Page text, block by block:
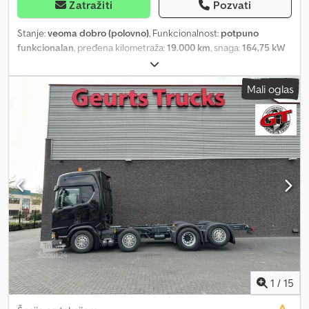
Zatražiti Pozvati
Stanje:veoma dobro (polovno), Funkcionalnost: potpuno
funkcionalan, pređena kilometraža:19.000 km, snaga:164,75 kW
12/1998
konfiguracija osovina:4x4, međuosovinsko rastojanje:3.600 mm,
dizel, boja:crvena, kabina vozača:ostalo, tip prenosa:
mehanički, Oprema:diferencijalna blokada, dodatna prednja
svetla, maglenke, pogon na sve točkove, registracija kamiona,
vučna spojnica prikolice, MAN TLF 16 / 25 nadgradnja Metz pogon
na sva četiri točka Grupna kabina za posadu 1 + 5 Diferencijalne
blokade, oko 19.000 km Crsdpfjwhfl Uox Ac Hef Prva registracija 12
/ 1998 Rezervoar 2400 l Svetlosni jarbol na prednjem zidu
nadgradnje Osvetljenje okoline Krovna kutija Skladište za elektro/
osvetljenje Snegolanci PA-kabina S-napadni haspel Zaštita za
grane Martin sirenska instalacija Prednji bljeskalice Nove
tehničke inspekcije HU / AU / SP na zahtev uz doplatu Cena po
pisanoj ponudi Prodaja isključivo državnim organima i privrednim
subjektima
Mali oglas
1 / 15